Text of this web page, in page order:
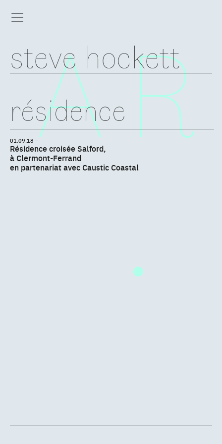
steve hockett
résidence
01.09.18 –
Résidence croisée Salford,
à Clermont-Ferrand
en partenariat avec Caustic Coastal